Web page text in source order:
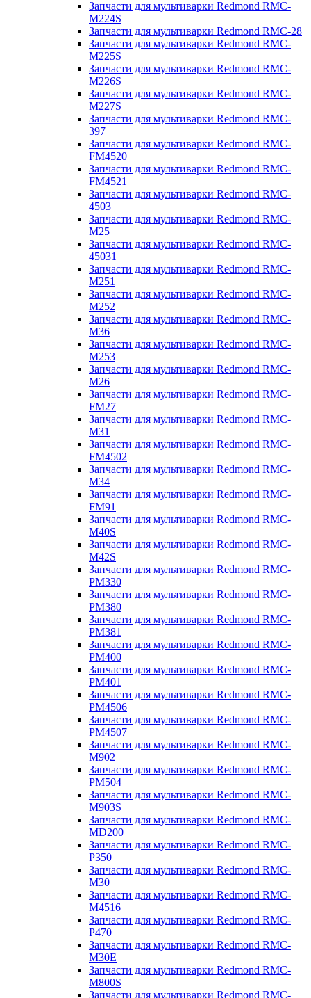
Запчасти для мультиварки Redmond RMC-
M224S
Запчасти для мультиварки Redmond RMC-28
Запчасти для мультиварки Redmond RMC-
M225S
Запчасти для мультиварки Redmond RMC-
M226S
Запчасти для мультиварки Redmond RMC-
M227S
Запчасти для мультиварки Redmond RMC-
397
Запчасти для мультиварки Redmond RMC-
FM4520
Запчасти для мультиварки Redmond RMC-
FM4521
Запчасти для мультиварки Redmond RMC-
4503
Запчасти для мультиварки Redmond RMC-
M25
Запчасти для мультиварки Redmond RMC-
45031
Запчасти для мультиварки Redmond RMC-
M251
Запчасти для мультиварки Redmond RMC-
M252
Запчасти для мультиварки Redmond RMC-
M36
Запчасти для мультиварки Redmond RMC-
M253
Запчасти для мультиварки Redmond RMC-
M26
Запчасти для мультиварки Redmond RMC-
FM27
Запчасти для мультиварки Redmond RMC-
M31
Запчасти для мультиварки Redmond RMC-
FM4502
Запчасти для мультиварки Redmond RMC-
M34
Запчасти для мультиварки Redmond RMC-
FM91
Запчасти для мультиварки Redmond RMC-
M40S
Запчасти для мультиварки Redmond RMC-
M42S
Запчасти для мультиварки Redmond RMC-
PM330
Запчасти для мультиварки Redmond RMC-
PM380
Запчасти для мультиварки Redmond RMC-
PM381
Запчасти для мультиварки Redmond RMC-
PM400
Запчасти для мультиварки Redmond RMC-
PM401
Запчасти для мультиварки Redmond RMC-
PM4506
Запчасти для мультиварки Redmond RMC-
PM4507
Запчасти для мультиварки Redmond RMC-
M902
Запчасти для мультиварки Redmond RMC-
PM504
Запчасти для мультиварки Redmond RMC-
M903S
Запчасти для мультиварки Redmond RMC-
MD200
Запчасти для мультиварки Redmond RMC-
P350
Запчасти для мультиварки Redmond RMC-
M30
Запчасти для мультиварки Redmond RMC-
M4516
Запчасти для мультиварки Redmond RMC-
P470
Запчасти для мультиварки Redmond RMC-
M30E
Запчасти для мультиварки Redmond RMC-
M800S
Запчасти для мультиварки Redmond RMC-